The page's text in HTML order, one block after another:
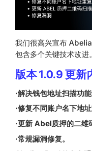
我们很高兴宣布
包含多个关键技术改进
版本 1.0.9 更新
·解决钱包地址扫描功能
·修复不同账户名下地址
·更新 Abel质押的二维
·常规漏洞修复。